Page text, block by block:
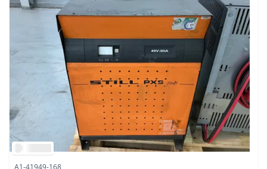
A1-41949-168